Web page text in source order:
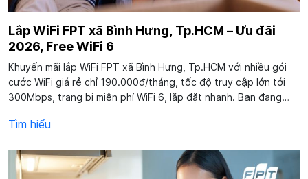
Lắp WiFi FPT xã Bình Hưng, Tp.HCM – Ưu đãi
2026, Free WiFi 6
Khuyến mãi lắp WiFi FPT xã Bình Hưng, Tp.HCM với nhiều gói
cước WiFi giá rẻ chỉ 190.000đ/tháng, tốc độ truy cập lớn tới
300Mbps, trang bị miễn phí WiFi 6, lắp đặt nhanh. Bạn đang
mong muốn tìm kiếm giải...
Tìm hiểu